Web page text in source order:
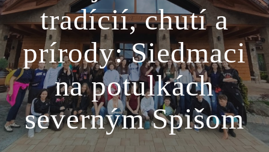
tradícií, chutí a
prírody: Siedmaci
na potulkách
severným Spišom